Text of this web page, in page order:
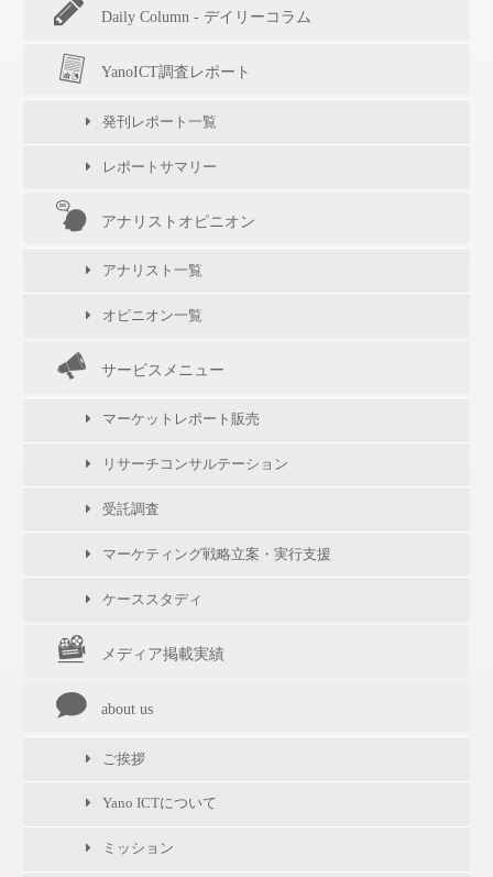
Daily Column - デイリーコラム
YanoICT調査レポート
発刊レポート一覧
レポートサマリー
アナリストオピニオン
アナリスト一覧
オピニオン一覧
サービスメニュー
マーケットレポート販売
リサーチコンサルテーション
受託調査
マーケティング戦略立案・実行支援
ケーススタディ
メディア掲載実績
about us
ご挨拶
Yano ICTについて
ミッション